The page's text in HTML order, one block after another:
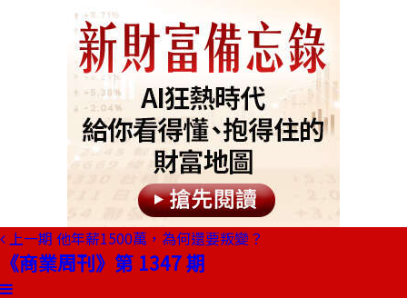
上一期 他年薪1500萬，為何還要叛變？
《商業周刊》第 1347 期